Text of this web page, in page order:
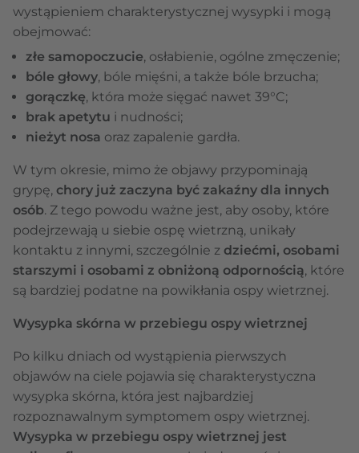
wystąpieniem charakterystycznej wysypki i mogą
obejmować:
złe samopoczucie, osłabienie, ogólne zmęczenie;
bóle głowy, bóle mięśni, a także bóle brzucha;
gorączkę, która może sięgać nawet 39°C;
brak apetytu i nudności;
nieżyt nosa oraz zapalenie gardła.
W tym okresie, mimo że objawy przypominają
grypę, chory już zaczyna być zakaźny dla innych
osób. Z tego powodu ważne jest, aby osoby, które
podejrzewają u siebie ospę wietrzną, unikały
kontaktu z innymi, szczególnie z dziećmi, osobami
starszymi i osobami z obniżoną odpornością, które
są bardziej podatne na powikłania ospy wietrznej.
Wysypka skórna w przebiegu ospy wietrznej
Po kilku dniach od wystąpienia pierwszych
objawów na ciele pojawia się charakterystyczna
wysypka skórna, która jest najbardziej
rozpoznawalnym symptomem ospy wietrznej.
Wysypka w przebiegu ospy wietrznej jest